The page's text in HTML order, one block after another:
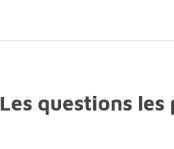
Les questions